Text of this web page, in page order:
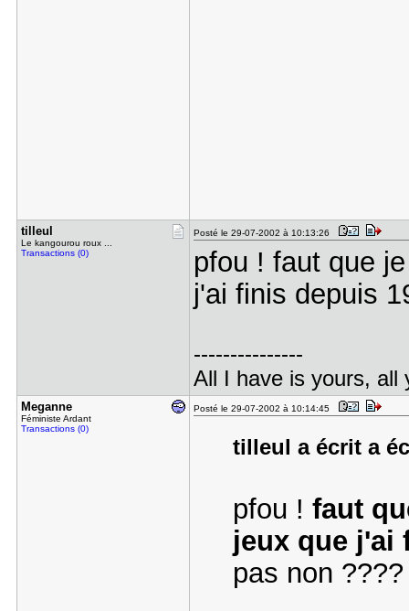
tilleul
Le kangourou roux ...
Transactions (0)
Posté le 29-07-2002 à 10:13:26
pfou ! faut que
j'ai finis depuis
---------------
All I have is yours, all
Meganne
Féministe Ardant
Transactions (0)
Posté le 29-07-2002 à 10:14:45
tilleul a écrit a
pfou !faut
jeux que j'ai
pas non ????